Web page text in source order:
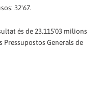
32'67.
és de 23.115´03 milions
Pressupostos Generals de